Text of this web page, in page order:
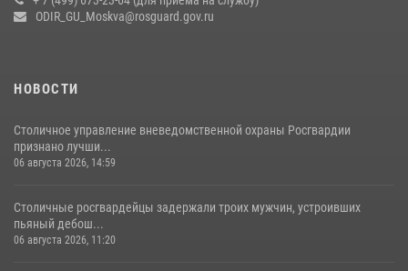
Центр профессиональной подготовки сотрудников
ODIR_GU_Moskva@rosguard.gov.ru
НОВОСТИ
Столичное управление вневедомственной охраны Росгвардии
признано лучши...
06 августа 2026, 14:59
Столичные росгвардейцы задержали троих мужчин, устроивших
пьяный дебош...
06 августа 2026, 11:20